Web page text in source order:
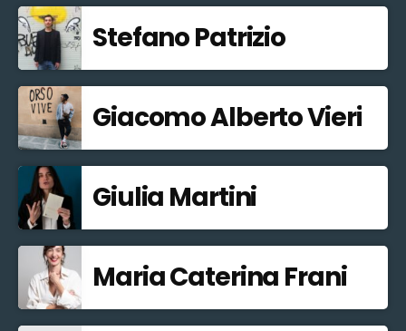
Stefano Patrizio
Giacomo Alberto Vieri
Giulia Martini
Maria Caterina Frani